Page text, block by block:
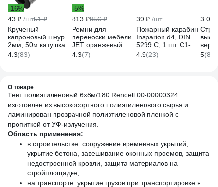
-16%
43 ₽ /шт51 ₽
Крученый
капроновый шнур
2мм, 50м катушка,
70кгс СИБРТЕХ
Россия 93964
4.3(83)
-5%
813 ₽856 ₽
Ремни для
переноски мебели
JET оранжевый
FQS3012P.000OR99
4.3(7)
39 ₽ /шт
Пожарный карабин
Insparion d4, DIN
5299 С, 1 шт. С1-
00002026
4.9(23)
3
м
5
О товаре
Тент полиэтиленовый 6х8м/180 Rendell 00-00000324
изготовлен из высокосортного полиэтиленового сырья и
ламинирован прозрачной полиэтиленовой пленкой с
пропиткой от УФ-излучения.
Область применения:
в строительстве: сооружение временных укрытий,
укрытие бетона, завешивание оконных проемов, защита
недостроенной кровли, защита материалов на
стройплощадке;
на транспорте: укрытие грузов при транспортировке в